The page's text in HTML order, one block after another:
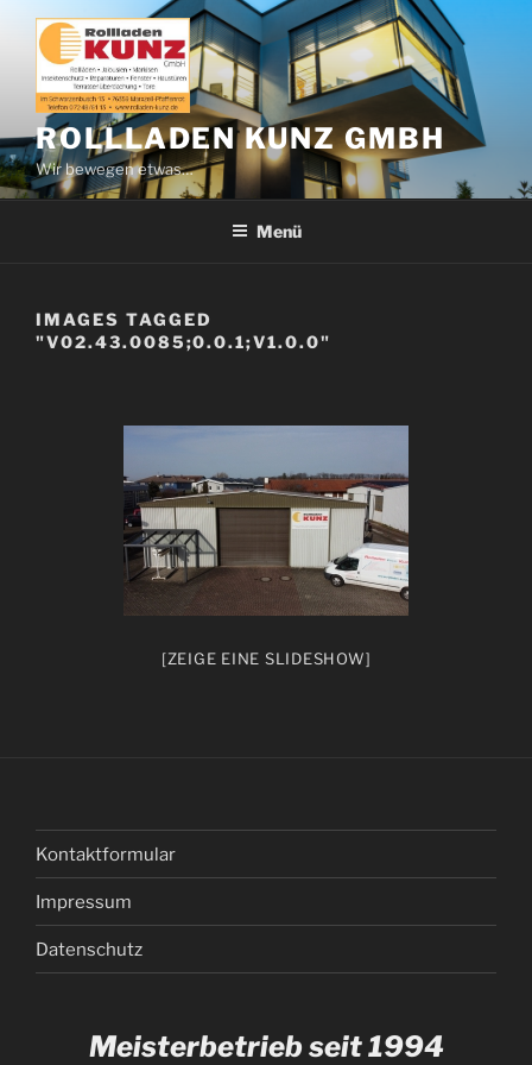
Zum
Inhalt
springen
ROLLLADEN KUNZ GMBH
Wir bewegen etwas…
Menü
IMAGES TAGGED
"V02.43.0085;0.0.1;V1.0.0"
[ZEIGE EINE SLIDESHOW]
Kontaktformular
Impressum
Datenschutz
Meisterbetrieb seit 1994